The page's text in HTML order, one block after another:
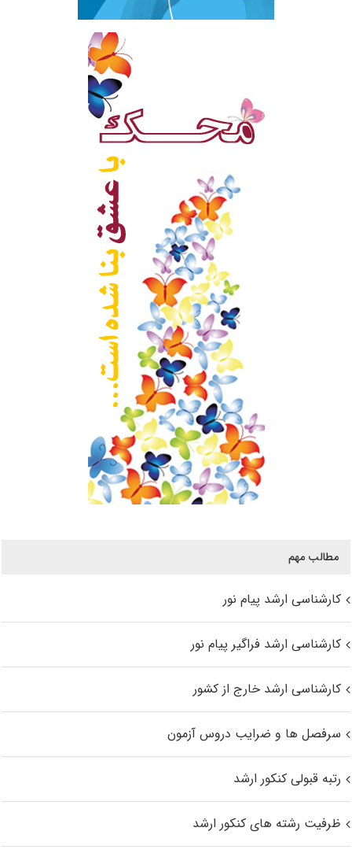
مطالب مهم
کارشناسی ارشد پیام نور
کارشناسی ارشد فراگیر پیام نور
کارشناسی ارشد خارج از کشور
سرفصل ها و ضرایب دروس آزمون
رتبه قبولی کنکور ارشد
ظرفیت رشته های کنکور ارشد